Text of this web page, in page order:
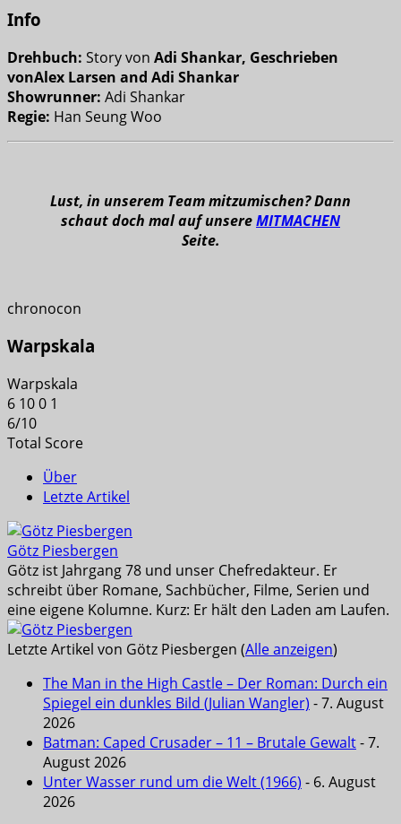
Info
Drehbuch: Story von Adi Shankar, Geschrieben
vonAlex Larsen and Adi Shankar
Showrunner: Adi Shankar
Regie: Han Seung Woo
Lust, in unserem Team mitzumischen? Dann
schaut doch mal auf unsereMITMACHEN
Seite.
chronocon
Warpskala
Warpskala
6 100 1
6/10
Total Score
Über
Letzte Artikel
Götz Piesbergen
Götz ist Jahrgang 78 und unser Chefredakteur. Er
schreibt über Romane, Sachbücher, Filme, Serien und
eine eigene Kolumne. Kurz: Er hält den Laden am Laufen.
Letzte Artikel von Götz Piesbergen (Alle anzeigen)
The Man in the High Castle – Der Roman: Durch ein
Spiegel ein dunkles Bild (Julian Wangler) - 7. August
2026
Batman: Caped Crusader – 11 – Brutale Gewalt- 7.
August 2026
Unter Wasser rund um die Welt (1966) - 6. August
2026